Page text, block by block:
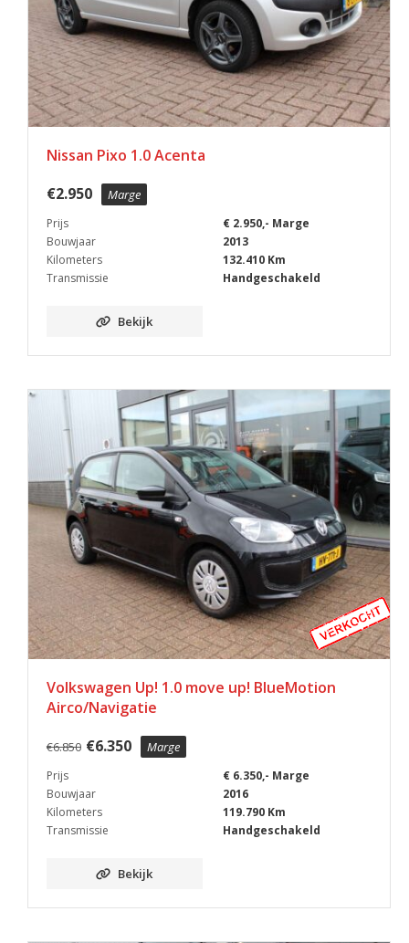
Nissan Pixo 1.0 Acenta
€2.950 Marge
Prijs
€ 2.950,- Marge
Bouwjaar
2013
Kilometers
132.410 Km
Transmissie
Handgeschakeld
Bekijk
Volkswagen Up! 1.0 move up! BlueMotion
Airco/Navigatie
€6.850 €6.350 Marge
Prijs
€ 6.350,- Marge
Bouwjaar
2016
Kilometers
119.790 Km
Transmissie
Handgeschakeld
Bekijk